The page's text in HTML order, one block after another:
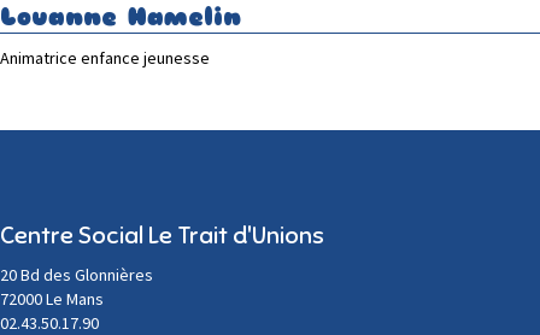
Louanne Hamelin
Animatrice enfance jeunesse
Centre Social Le Trait d'Unions
20 Bd des Glonnières
72000 Le Mans
02.43.50.17.90